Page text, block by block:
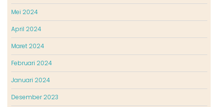
Mei 2024
April 2024
Maret 2024
Februari 2024
Januari 2024
Desember 2023